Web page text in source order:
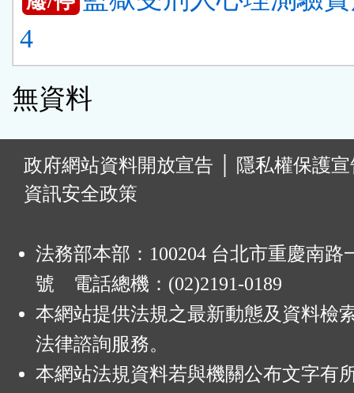
4
無資料
政府網站資料開放宣告
隱私權保護
資訊安全政策
法務部本部：100204 台北市重慶南路
號 電話總機：(02)2191-0189
本網站提供法規之最新動態及資料檢
法律諮詢服務。
本網站法規資料若與機關公布文字有